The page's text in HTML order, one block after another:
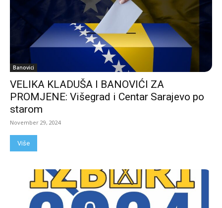
Banovici
VELIKA KLADUŠA I BANOVIĆI ZA
PROMJENE: Višegrad i Centar Sarajevo po
starom
November 29, 2024
Više